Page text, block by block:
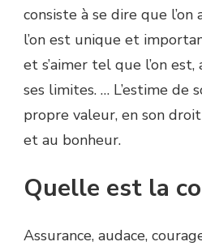
consiste à se dire que
l’on est unique et
et s’aimer tel que l’on
ses limites. … L’estime de
propre valeur, en son droit
et au bonheur.
Quelle est la
Assurance, audace,